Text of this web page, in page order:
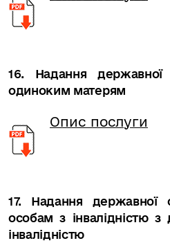
16. Надання
одиноким матерям
Опис послуги
17. Надання державної
особам з інвалідністю з
інвалідністю